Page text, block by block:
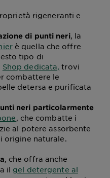
rigeneranti e
di punti neri, la
è quella che offre
tipo di
Shop dedicata, trovi
combattere le
detersa e purificata
neri particolarmente
, che combatte i
al potere assorbente
origine naturale.
, che offra anche
il gel detergente al